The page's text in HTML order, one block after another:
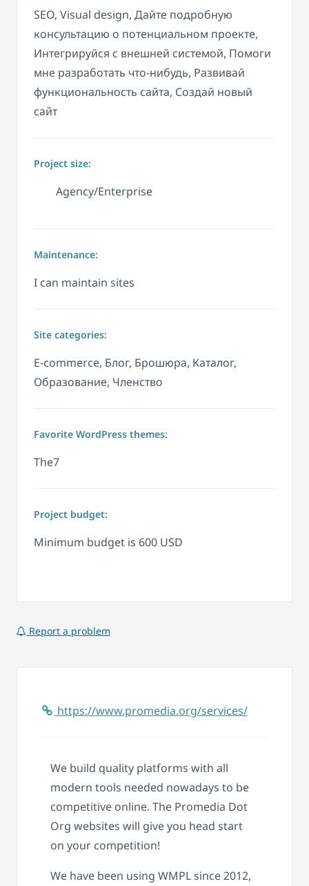
SEO, Visual design, Дайте подробную
консультацию о потенциальном проекте,
Интегрируйся с внешней системой, Помоги
мне разработать что-нибудь, Развивай
функциональность сайта, Создай новый
сайт
Project size:
Agency/Enterprise
Maintenance:
I can maintain sites
Site categories:
E-commerce, Блог, Брошюра, Каталог,
Образование, Членство
Favorite WordPress themes:
The7
Project budget:
Minimum budget is 600 USD
Report a problem
https://www.promedia.org/services/
We build quality platforms with all
modern tools needed nowadays to be
competitive online. The Promedia Dot
Org websites will give you head start
on your competition!
We have been using WMPL since 2012,